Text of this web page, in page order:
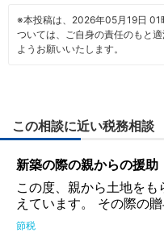
※本投稿は、2026年05月19日 01
ついては、ご自身の責任のもと
ようお願いいたします。
この相談に近い税務相談
新築の際の親からの援助
この度、親から土地を
えています。 その際の
節税